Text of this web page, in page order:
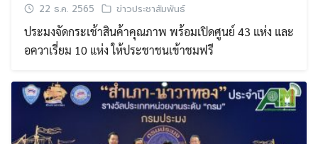
22 ธ.ค. 2565 ข่าวประชาสัมพันธ์
ประมงจัดกระเช้าสินค้าคุณภาพ พร้อมเปิดศูนย์ 43 แห่ง และ
อควาเรี่ยม 10 แห่ง ให้ประชาชนเข้าชมฟรี